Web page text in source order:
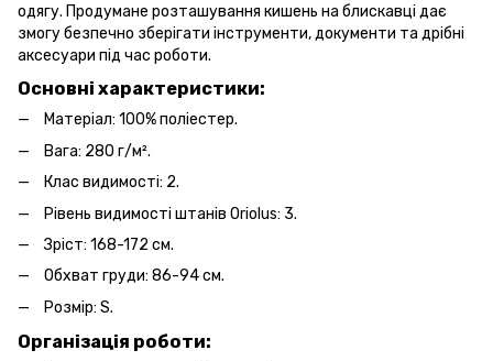
одягу. Продумане розташування кишень на блискавці дає
змогу безпечно зберігати інструменти, документи та дрібні
аксесуари під час роботи.
Основні характеристики:
Матеріал: 100% поліестер.
Вага: 280 г/м².
Клас видимості: 2.
Рівень видимості штанів Oriolus: 3.
Зріст: 168-172 см.
Обхват груди: 86-94 см.
Розмір: S.
Організація роботи: